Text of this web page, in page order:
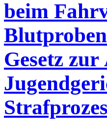
beim
Gesetz zur